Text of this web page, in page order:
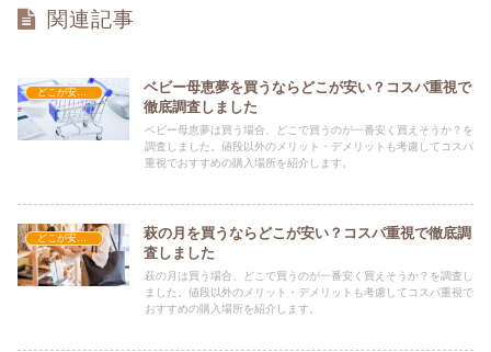
関連記事
どこが安い？-お菓子・スイーツ・アイス
ベビー母恵夢を買うならどこが安い？コスパ重視で
徹底調査しました
ベビー母恵夢は買う場合、どこで買うのが一番安く買えそうか？を
調査しました。値段以外のメリット・デメリットも考慮してコスパ
重視でおすすめの購入場所を紹介します。
どこが安い？-お菓子・スイーツ・アイス
萩の月を買うならどこが安い？コスパ重視で徹底調
査しました
萩の月は買う場合、どこで買うのが一番安く買えそうか？を調査し
ました。値段以外のメリット・デメリットも考慮してコスパ重視で
おすすめの購入場所を紹介します。